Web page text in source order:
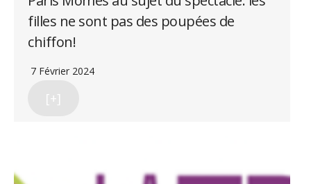
filles ne sont pas des poupées de
chiffon!
7 Février 2024
[+]